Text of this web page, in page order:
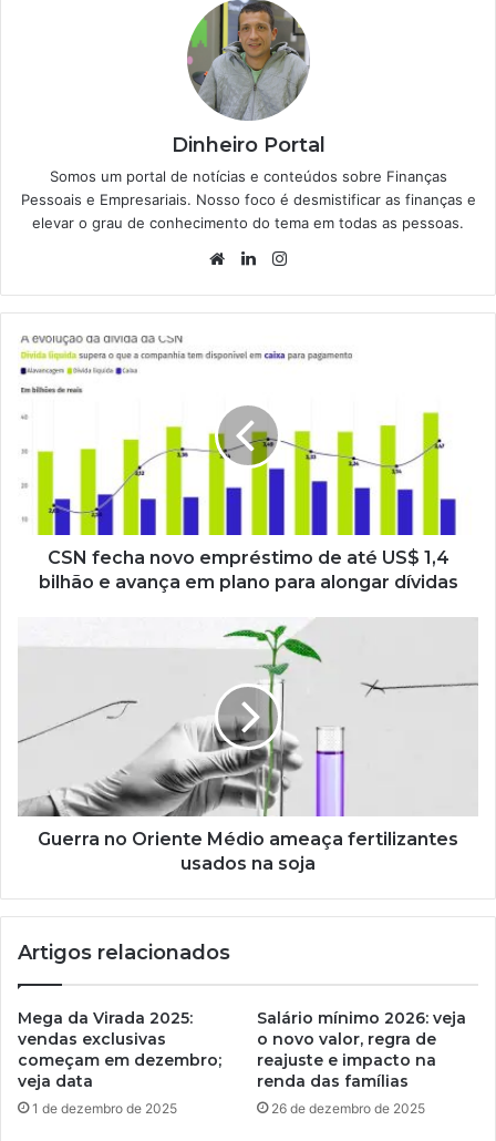
Dinheiro Portal
Somos um portal de notícias e conteúdos sobre Finanças
Pessoais e Empresariais. Nosso foco é desmistificar as finanças e
elevar o grau de conhecimento do tema em todas as pessoas.
WebsiteLinkedin
CSN fecha novo empréstimo de até US$ 1,4
bilhão e avança em plano para alongar dívidas
Guerra no Oriente Médio ameaça fertilizantes
usados na soja
Artigos relacionados
Mega da Virada 2025:
vendas exclusivas
começam em dezembro;
veja data
1 de dezembro de 2025
Salário mínimo 2026: veja
o novo valor, regra de
reajuste e impacto na
renda das famílias
26 de dezembro de 2025